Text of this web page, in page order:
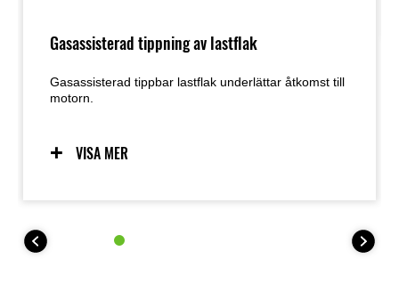
Gasassisterad tippning av lastflak
Gasassisterad tippbar lastflak underlättar åtkomst till
motorn.
VISA MER